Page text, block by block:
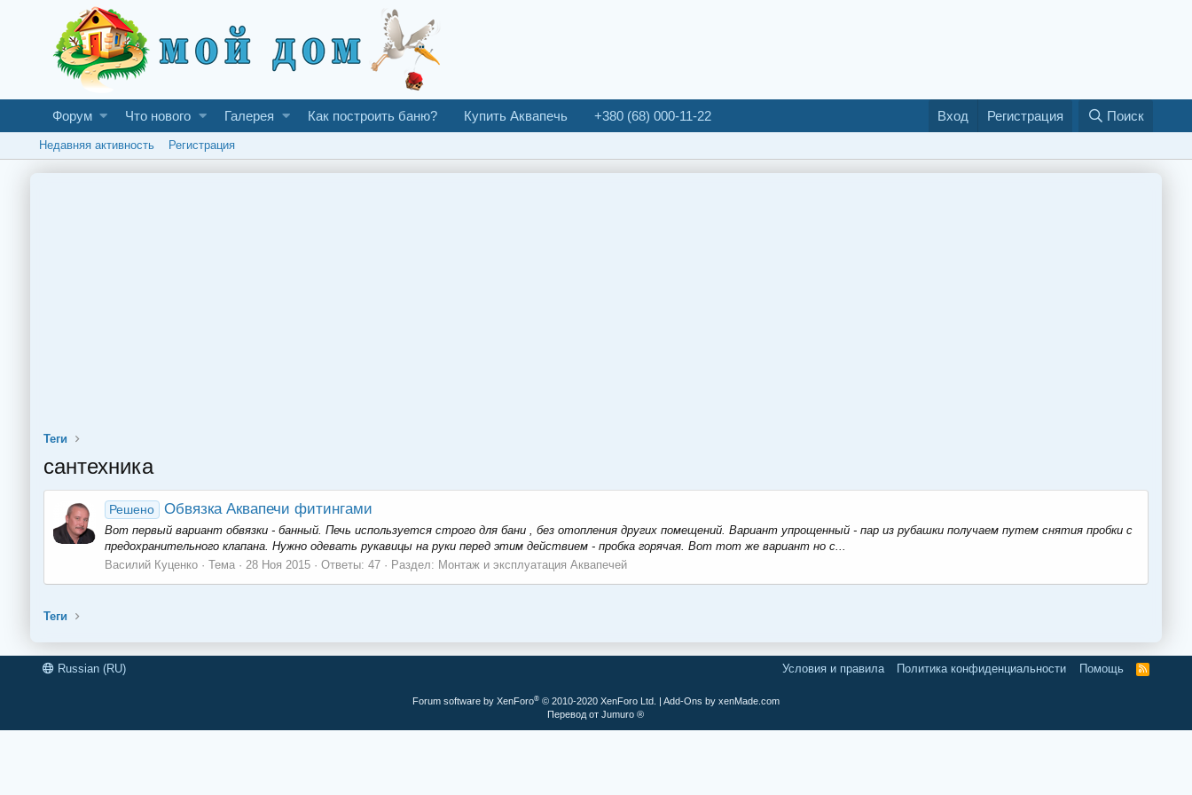
Форум Что нового Галерея Как построить баню? Купить Аквапечь +380 (68) 000-11-22 Вход Регистрация Поиск
Недавняя активность Регистрация
Теги
сантехника
Решено Обвязка Аквапечи фитингами
Вот первый вариант обвязки - банный. Печь используется строго для бани , без отопления других помещений. Вариант упрощенный - пар из рубашки получаем путем снятия пробки с
предохранительного клапана. Нужно одевать рукавицы на руки перед этим действием - пробка горячая. Вот тот же вариант но с...
Василий Куценко
Тема 28 Ноя 2015 Ответы: 47 Раздел: Монтаж и эксплуатация Аквапечей
Теги
Russian (RU) Условия и правила Политика конфиденциальности Помощь
R
Forum software by XenForo® © 2010-2020 XenForo Ltd. | Add-Ons by xenMade.com
Перевод от Jumuro ®